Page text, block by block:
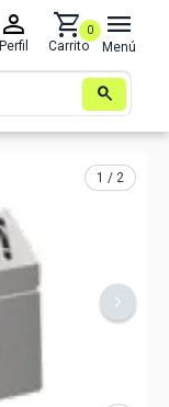
search
person
Perfil
shopping_cart
Carrito
0 menu
Menú
1 / 2